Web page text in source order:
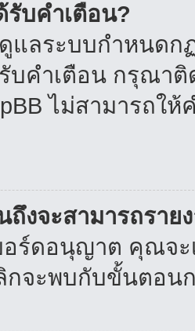
รับคำเตือน?
แลระบบกำหนดก
บคำเตือน กรุณา
ไม่สามารถใ
ถึงจะสามารถรา
ร์ดอนุญาต คุณจะ
จะพบกับขั้นตอน